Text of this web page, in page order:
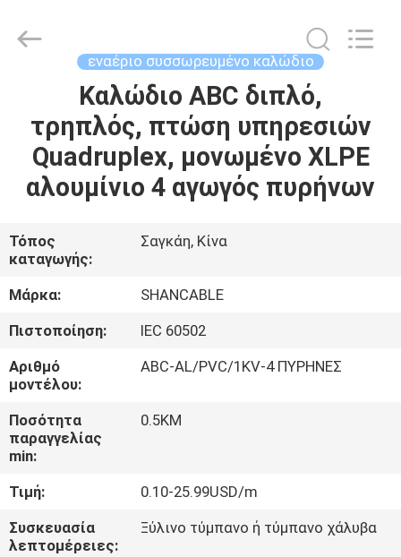
ΑΡΧΙΚΉ
ΣΕΛΊΔΑ
ΠΡΟΪΌΝΤΑ
ΒΊΝΤΕΟ
ΕΜΦΆΝΙΣΗ
VR
ΣΧΕΤΙΚΆ
ΜΕ
ΕΜΆΣ
ΓΎΡΟΣ
ΕΡΓΟΣΤΑΣΊΩΝ
(Group)
εναέριο συσσωρευμένο καλώδιο
Καλώδιο ABC διπλό,
τρηπλός, πτώση υπηρεσιών
Quadruplex, μονωμένο XLPE
αλουμίνιο 4 αγωγός πυρήνων
Τόπος
καταγωγής:
Σαγκάη, Κίνα
Μάρκα:
SHANCABLE
Πιστοποίηση:
IEC 60502
Αριθμό
μοντέλου:
ABC-AL/PVC/1KV-4 ΠΥΡΗΝΕΣ
Ποσότητα
παραγγελίας
min:
0.5KM
Τιμή:
0.10-25.99USD/m
Συσκευασία
λεπτομέρειες:
Ξύλινο τύμπανο ή τύμπανο χάλυβα